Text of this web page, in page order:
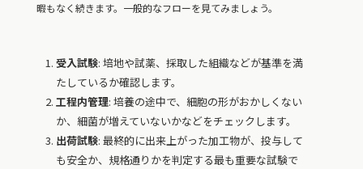
暇もなく続きます。一般的なフローを見てみましょう。
受入試験: 培地や試薬、採取した組織などが基準を満
たしているか確認します。
工程内管理: 培養の途中で、細胞の形がおかしくない
か、細菌が増えていないかなどをチェックします。
出荷試験: 最終的に出来上がった加工物が、投与して
も安全か、規格通りかを判定する最も重要な試験で